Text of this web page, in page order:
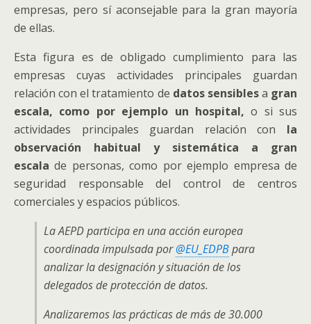
empresas, pero sí aconsejable para la gran mayoría
de ellas.
Esta figura es de obligado cumplimiento para las
empresas cuyas actividades principales guardan
relación con el tratamiento de datos sensiblesa gran
escala, como por ejemplo un hospital, o si sus
actividades principales guardan relación con la
observación habitual y sistemática a gran
escalade personas, como por ejemplo empresa de
seguridad responsable del control de centros
comerciales y espacios públicos.
La AEPD participa en una acción europea
coordinada impulsada por@EU_EDPBpara
analizar la designación y situación de los
delegados de protección de datos.
Analizaremos las prácticas de más de 30.000